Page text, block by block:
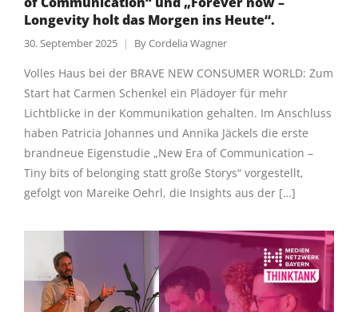
Longevity holt das Morgen ins Heute“.
30. September 2025 ByCordelia Wagner
Volles Haus bei der BRAVE NEW CONSUMER WORLD: Zum
Start hat Carmen Schenkel ein Plädoyer für mehr
Lichtblicke in der Kommunikation gehalten. Im Anschluss
haben Patricia Johannes und Annika Jäckels die erste
brandneue Eigenstudie „New Era of Communication –
Tiny bits of belonging statt große Storys“ vorgestellt,
gefolgt von Mareike Oehrl, die Insights aus der […]